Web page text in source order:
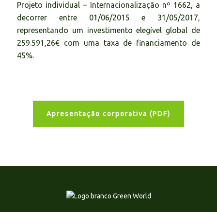
Projeto individual – Internacionalização nº 1662, a
decorrer entre 01/06/2015 e 31/05/2017,
representando um investimento elegível global de
259.591,26€ com uma taxa de financiamento de
45%.
Apresentação corporativa (PDF)